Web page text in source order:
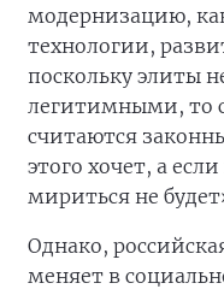
модернизацию,
технологии,
поскольку элиты
легитимными, то
считаются
этого хочет, а
мириться не
Однако,
меняет в